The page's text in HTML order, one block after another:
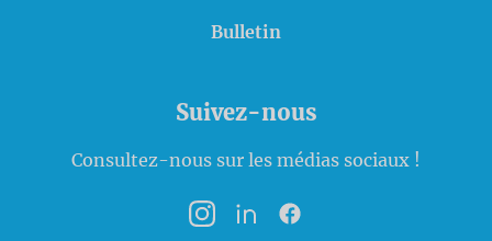
Bulletin
Suivez-nous
Consultez-nous sur les médias sociaux !
InstagramLinkedInFacebook